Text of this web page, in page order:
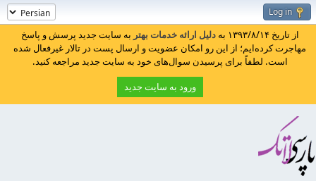
Log in
از تاریخ ۱۳۹۳/۸/۱۴ به دلیل ارائه خدمات بهتر به سایت جدید پرسش و پاسخ
مهاجرت کرده‌ایم؛ از این رو امکان عضویت و ارسال پست در تالار غیرفعال شده
است. لطفاً برای پرسیدن سوال‌های خود به سایت جدید مراجعه کنید.
ورود به سایت جدید